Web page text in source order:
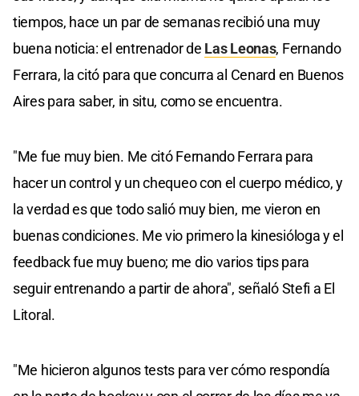
tiempos, hace un par de semanas recibió una muy
buena noticia: el entrenador de Las Leonas, Fernando
Ferrara, la citó para que concurra al Cenard en Buenos
Aires para saber, in situ, como se encuentra.
"Me fue muy bien. Me citó Fernando Ferrara para
hacer un control y un chequeo con el cuerpo médico, y
la verdad es que todo salió muy bien, me vieron en
buenas condiciones. Me vio primero la kinesióloga y el
feedback fue muy bueno; me dio varios tips para
seguir entrenando a partir de ahora", señaló Stefi a El
Litoral.
"Me hicieron algunos tests para ver cómo respondía